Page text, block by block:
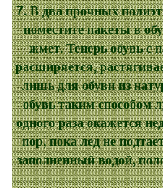
7. В два прочных
поместите пакеты в
жмет. Теперь обувь с
расширяется,
лишь для обуви из
обувь таким способом
одного раза окажется
пор, пока лед не
заполненный водой,